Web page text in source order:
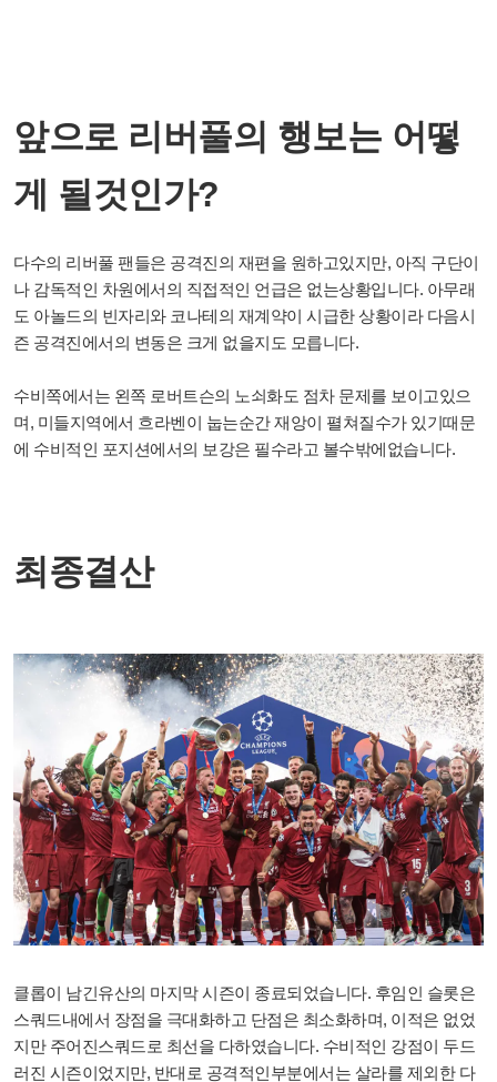
앞으로 리버풀의 행보는 어떻
게 될것인가?
다수의 리버풀 팬들은 공격진의 재편을 원하고있지만, 아직 구단이
나 감독적인 차원에서의 직접적인 언급은 없는상황입니다. 아무래
도 아놀드의 빈자리와 코나테의 재계약이 시급한 상황이라 다음시
즌 공격진에서의 변동은 크게 없을지도 모릅니다.
수비쪽에서는 왼쪽 로버트슨의 노쇠화도 점차 문제를 보이고있으
며, 미들지역에서 흐라벤이 눕는순간 재앙이 펼쳐질수가 있기때문
에 수비적인 포지션에서의 보강은 필수라고 볼수밖에없습니다.
최종결산
클롭이 남긴유산의 마지막 시즌이 종료되었습니다. 후임인 슬롯은
스쿼드내에서 장점을 극대화하고 단점은 최소화하며, 이적은 없었
지만 주어진스쿼드로 최선을 다하였습니다. 수비적인 강점이 두드
러진 시즌이었지만, 반대로 공격적인부분에서는 살라를 제외한 다